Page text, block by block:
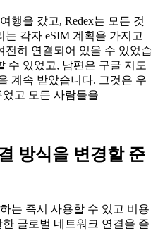
행을 갔고, Redex는 모든 것
각자 eSIM 계획을 가지고
전히 연결되어 있을 수 있었습
수 있었고, 남편은 구글 지도
계속 받았습니다. 그것은 우
고 모든 사람들을
방식을 변경할 준
는 즉시 사용할 수 있고 비용
글로벌 네트워크 연결을 즐